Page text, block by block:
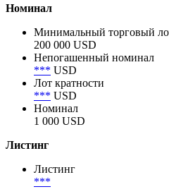
500 000 000 USD
500 000 000 USD
Номинал
Минимальный торговый лот
200 000 USD
Непогашенный номинал
***USD
***
1 000 USD